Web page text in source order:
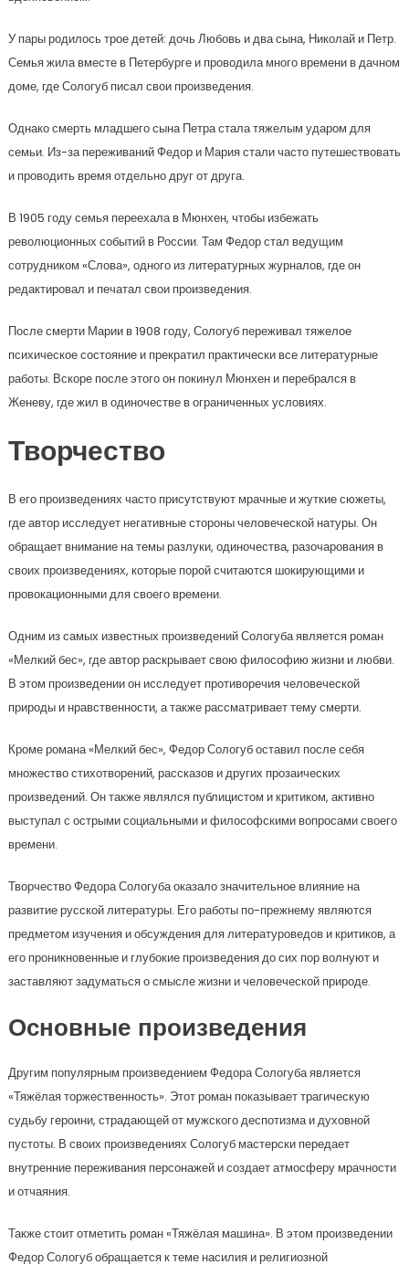
У пары родилось трое детей: дочь Любовь и два сына, Николай и Петр.
Семья жила вместе в Петербурге и проводила много времени в дачном
доме, где Сологуб писал свои произведения.
Однако смерть младшего сына Петра стала тяжелым ударом для
семьи. Из-за переживаний Федор и Мария стали часто путешествовать
и проводить время отдельно друг от друга.
В 1905 году семья переехала в Мюнхен, чтобы избежать
революционных событий в России. Там Федор стал ведущим
сотрудником «Слова», одного из литературных журналов, где он
редактировал и печатал свои произведения.
После смерти Марии в 1908 году, Сологуб переживал тяжелое
психическое состояние и прекратил практически все литературные
работы. Вскоре после этого он покинул Мюнхен и перебрался в
Женеву, где жил в одиночестве в ограниченных условиях.
Творчество
В его произведениях часто присутствуют мрачные и жуткие сюжеты,
где автор исследует негативные стороны человеческой натуры. Он
обращает внимание на темы разлуки, одиночества, разочарования в
своих произведениях, которые порой считаются шокирующими и
провокационными для своего времени.
Одним из самых известных произведений Сологуба является роман
«Мелкий бес», где автор раскрывает свою философию жизни и любви.
В этом произведении он исследует противоречия человеческой
природы и нравственности, а также рассматривает тему смерти.
Кроме романа «Мелкий бес», Федор Сологуб оставил после себя
множество стихотворений, рассказов и других прозаических
произведений. Он также являлся публицистом и критиком, активно
выступал с острыми социальными и философскими вопросами своего
времени.
Творчество Федора Сологуба оказало значительное влияние на
развитие русской литературы. Его работы по-прежнему являются
предметом изучения и обсуждения для литературоведов и критиков, а
его проникновенные и глубокие произведения до сих пор волнуют и
заставляют задуматься о смысле жизни и человеческой природе.
Основные произведения
Другим популярным произведением Федора Сологуба является
«Тяжёлая торжественность». Этот роман показывает трагическую
судьбу героини, страдающей от мужского деспотизма и духовной
пустоты. В своих произведениях Сологуб мастерски передает
внутренние переживания персонажей и создает атмосферу мрачности
и отчаяния.
Также стоит отметить роман «Тяжёлая машина». В этом произведении
Федор Сологуб обращается к теме насилия и религиозной